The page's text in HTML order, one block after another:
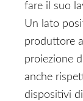
fare il suo
Un lato
produttore
proiezione
anche
dispositivi